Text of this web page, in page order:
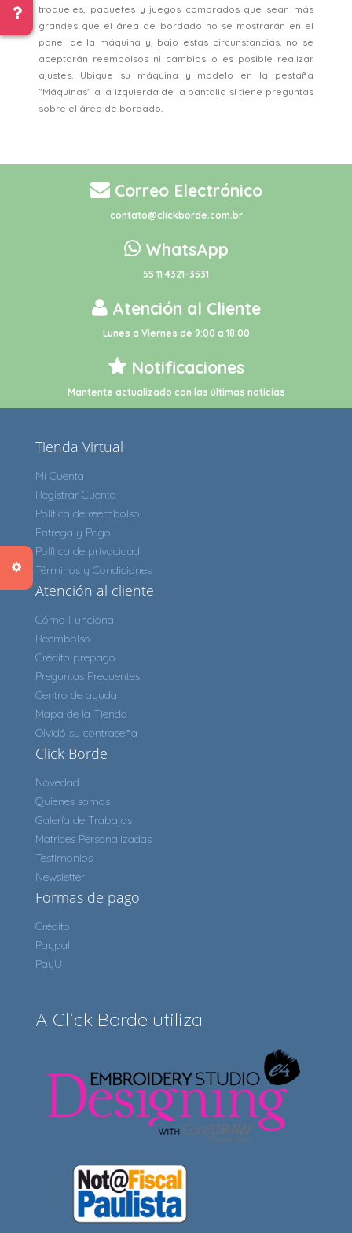
troqueles, paquetes y juegos comprados que sean más
grandes que el área de bordado no se mostrarán en el
panel de la máquina y, bajo estas circunstancias, no se
aceptarán reembolsos ni cambios. o es posible realizar
ajustes. Ubique su máquina y modelo en la pestaña
"Máquinas" a la izquierda de la pantalla si tiene preguntas
sobre el área de bordado.
Correo Electrónico
contato@clickborde.com.br
WhatsApp
55 11 4321-3531
Atención al Cliente
Lunes a Viernes de 9:00 a 18:00
Notificaciones
Mantente actualizado con las últimas noticias
Tienda Virtual
Mi Cuenta
Registrar Cuenta
Política de reembolso
Entrega y Pago
Política de privacidad
Términos y Condiciones
Atención al cliente
Cómo Funciona
Reembolso
Crédito prepago
Preguntas Frecuentes
Centro de ayuda
Mapa de la Tienda
Olvidó su contraseña
Click Borde
Novedad
Quienes somos
Galería de Trabajos
Matrices Personalizadas
Testimonios
Newsletter
Formas de pago
Crédito
Paypal
PayU
A Click Borde utiliza